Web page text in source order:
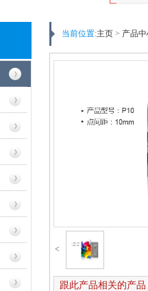
当前位置:主页 > 产品
<
跟此产品相关的产品